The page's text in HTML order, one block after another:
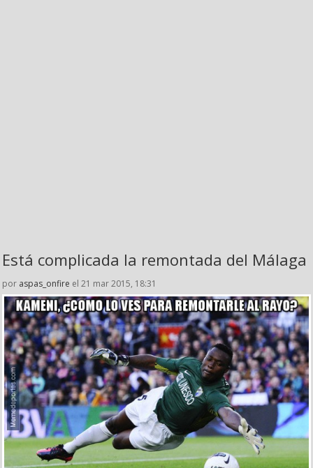
Está complicada la remontada del Málaga
por aspas_onfire el 21 mar 2015, 18:31